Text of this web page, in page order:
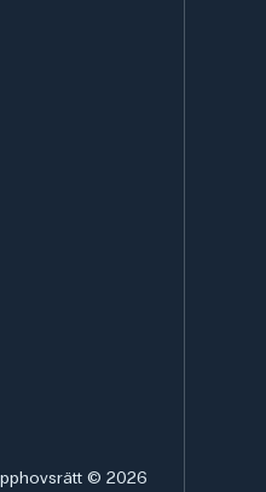
© 2026